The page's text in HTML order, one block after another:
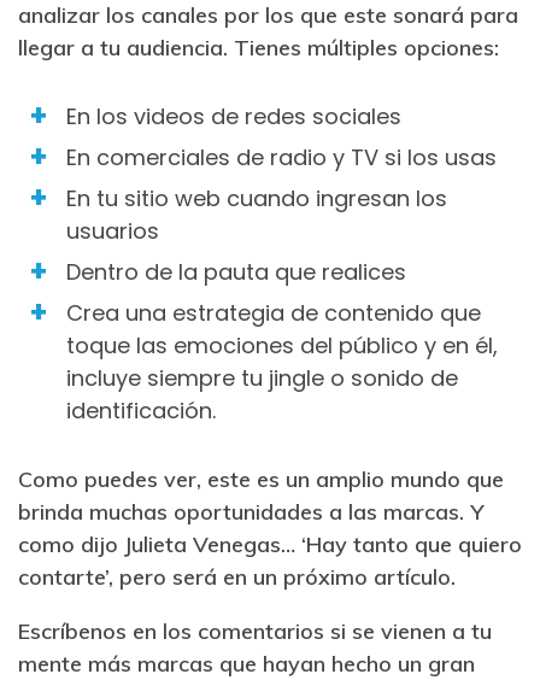
analizar los canales por los que este sonará para
llegar a tu audiencia. Tienes múltiples opciones:
En los videos de redes sociales
En comerciales de radio y TV si los usas
En tu sitio web cuando ingresan los
usuarios
Dentro de la pauta que realices
Crea una estrategia de contenido que
toque las emociones del público y en él,
incluye siempre tu jingle o sonido de
identificación.
Como puedes ver, este es un amplio mundo que
brinda muchas oportunidades a las marcas. Y
como dijo Julieta Venegas… ‘Hay tanto que quiero
contarte’, pero será en un próximo artículo.
Escríbenos en los comentarios si se vienen a tu
mente más marcas que hayan hecho un gran